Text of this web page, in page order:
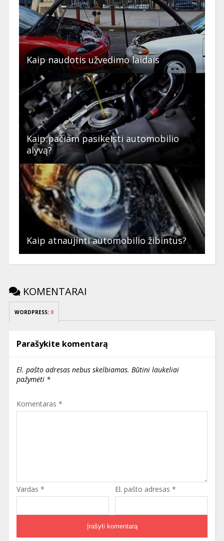
Kaip naudotis užvedimo laidais
Kaip pačiam pasikeisti automobilio
alyvą?
Kaip atnaujinti automobilio žibintus?
KOMENTARAI
WORDPRESS: 0
Parašykite komentarą
El. pašto adresas nebus skelbiamas. Būtini laukeliai
pažymėti *
Komentaras *
Vardas * El. pašto adresas *